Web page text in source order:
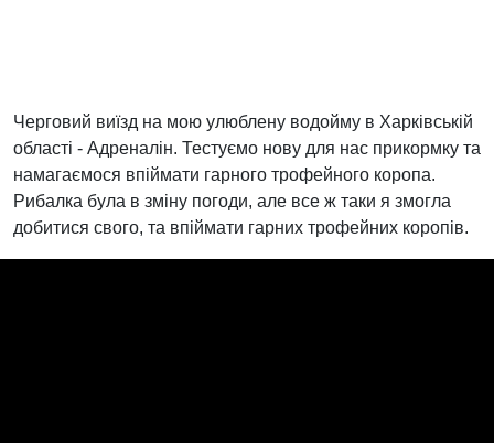
Черговий виїзд на мою улюблену водойму в Харківській
області - Адреналін. Тестуємо нову для нас прикормку та
намагаємося впіймати гарного трофейного коропа.
Рибалка була в зміну погоди, але все ж таки я змогла
добитися свого, та впіймати гарних трофейних коропів.